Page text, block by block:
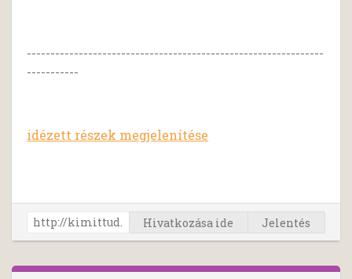
---------------------------------------------------------------
-----------
idézett részek megjelenítése
Hivatkozása ide Jelentés